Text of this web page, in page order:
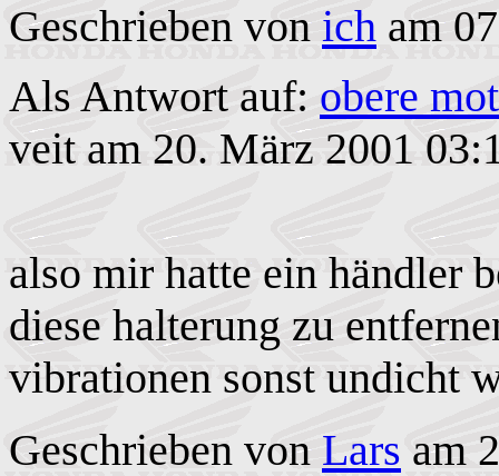
Geschrieben von ich am
Als Antwort auf: obere
veit am 20. März 2001
also mir hatte ein händler
diese halterung zu
vibrationen sonst undicht
Geschrieben von Lars am